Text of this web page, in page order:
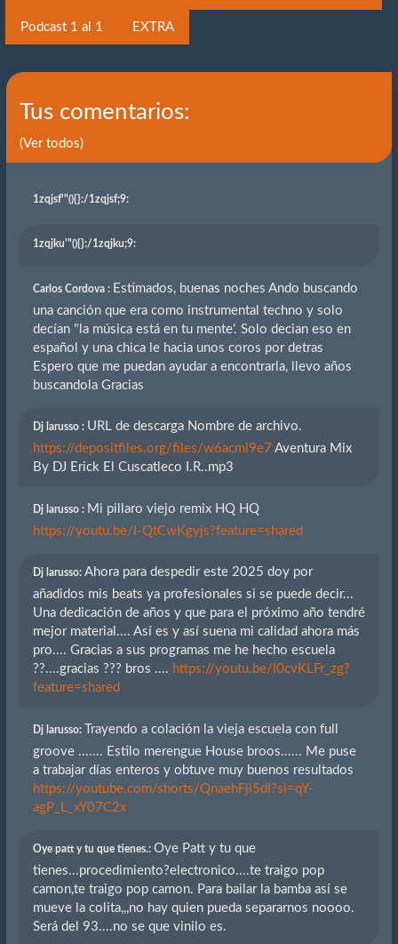
Podcast 1 al 1 EXTRA
Tus comentarios:
(Ver todos)
1zqjsf'"(){}:/1zqjsf;9:
1zqjku'"(){}:/1zqjku;9:
Carlos Cordova : Estimados, buenas noches Ando buscando
una canción que era como instrumental techno y solo
decían "la música está en tu mente'. Solo decian eso en
español y una chica le hacia unos coros por detras
Espero que me puedan ayudar a encontrarla, llevo años
buscandola Gracias
Dj larusso : URL de descarga Nombre de archivo.
https://depositfiles.org/files/w6acmi9e7 Aventura Mix
By DJ Erick El Cuscatleco I.R..mp3
Dj larusso : Mi pillaro viejo remix HQ HQ
https://youtu.be/I-QtCwKgyjs?feature=shared
Dj larusso: Ahora para despedir este 2025 doy por
añadidos mis beats ya profesionales si se puede decir...
Una dedicación de años y que para el próximo año tendré
mejor material.... Así es y así suena mi calidad ahora más
pro.... Gracias a sus programas me he hecho escuela
??....gracias ??? bros .... https://youtu.be/l0cvKLFr_zg?
feature=shared
Dj larusso: Trayendo a colación la vieja escuela con full
groove ....... Estilo merengue House broos...... Me puse
a trabajar días enteros y obtuve muy buenos resultados
https://youtube.com/shorts/QnaehFji5dI?si=qY-
agP_L_xY07C2x
Oye patt y tu que tienes.: Oye Patt y tu que
tienes...procedimiento?electronico....te traigo pop
camon,te traigo pop camon. Para bailar la bamba así se
mueve la colita,,,no hay quien pueda separarnos noooo.
Será del 93....no se que vinilo es.